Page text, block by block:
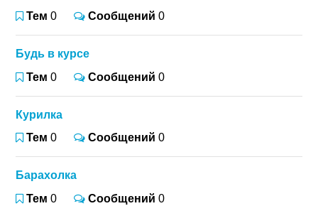
Тем 0 Сообщений 0
Будь в курсе
Тем 0 Сообщений 0
Курилка
Тем 0 Сообщений 0
Барахолка
Тем 0 Сообщений 0